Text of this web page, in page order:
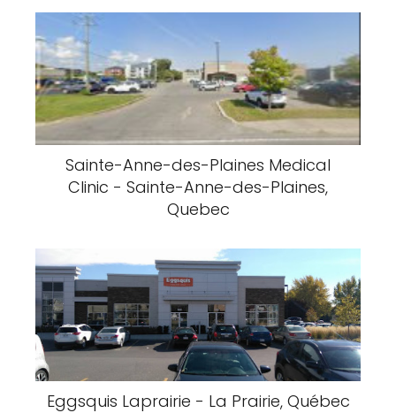
Sainte-Anne-des-Plaines Medical
Clinic - Sainte-Anne-des-Plaines,
Quebec
Eggsquis Laprairie - La Prairie, Québec